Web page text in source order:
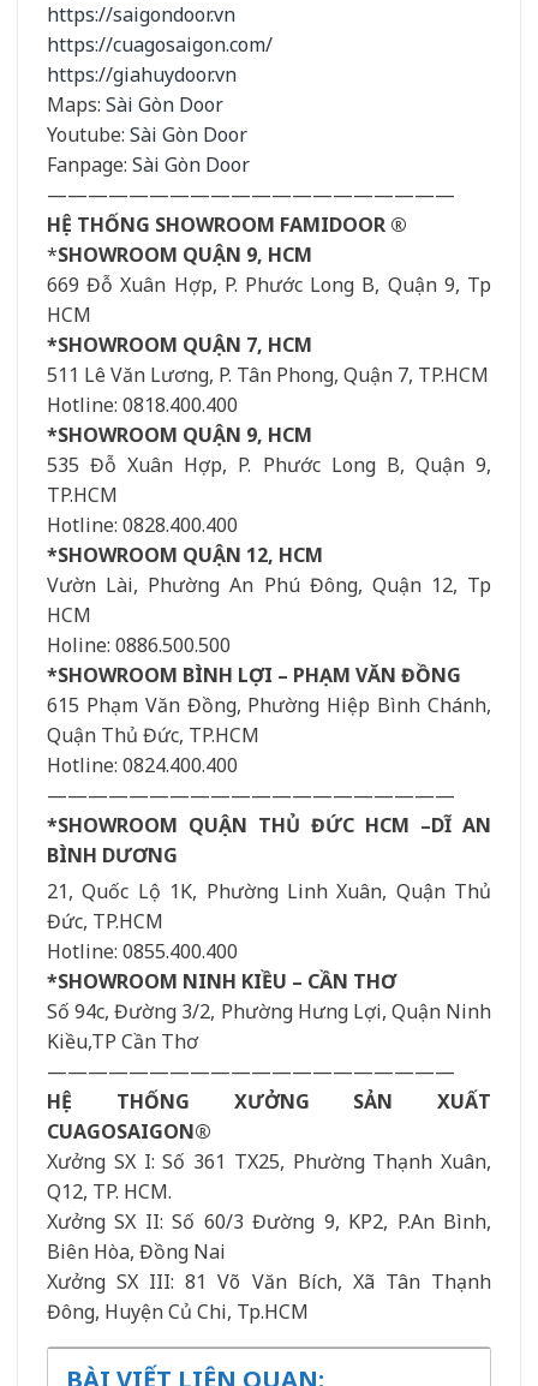
https://saigondoor.vn
https://cuagosaigon.com/
https://giahuydoor.vn
Maps: Sài Gòn Door
Youtube: Sài Gòn Door
Fanpage: Sài Gòn Door
————————————————————
HỆ THỐNG SHOWROOM FAMIDOOR ®
*SHOWROOM QUẬN 9, HCM
669 Đỗ Xuân Hợp, P. Phước Long B, Quận 9, Tp
HCM
*SHOWROOM QUẬN 7, HCM
511 Lê Văn Lương, P. Tân Phong, Quận 7, TP.HCM
Hotline: 0818.400.400
*SHOWROOM QUẬN 9, HCM
535 Đỗ Xuân Hợp, P. Phước Long B, Quận 9,
TP.HCM
Hotline: 0828.400.400
*SHOWROOM QUẬN 12, HCM
Vườn Lài, Phường An Phú Đông, Quận 12, Tp
HCM
Holine: 0886.500.500
*SHOWROOM BÌNH LỢI – PHẠM VĂN ĐỒNG
615 Phạm Văn Đồng, Phường Hiệp Bình Chánh,
Quận Thủ Đức, TP.HCM
Hotline: 0824.400.400
————————————————————
*SHOWROOM QUẬN THỦ ĐỨC HCM –DĨ AN
BÌNH DƯƠNG
21, Quốc Lộ 1K, Phường Linh Xuân, Quận Thủ
Đức, TP.HCM
Hotline: 0855.400.400
*SHOWROOM NINH KIỀU – CẦN THƠ
Số 94c, Đường 3/2, Phường Hưng Lợi, Quận Ninh
Kiều,TP Cần Thơ
————————————————————
HỆ THỐNG XƯỞNG SẢN XUẤT
CUAGOSAIGON®
Xưởng SX I: Số 361 TX25, Phường Thạnh Xuân,
Q12, TP. HCM.
Xưởng SX II: Số 60/3 Đường 9, KP2, P.An Bình,
Biên Hòa, Đồng Nai
Xưởng SX III: 81 Võ Văn Bích, Xã Tân Thạnh
Đông, Huyện Củ Chi, Tp.HCM
BÀI VIẾT LIÊN QUAN: